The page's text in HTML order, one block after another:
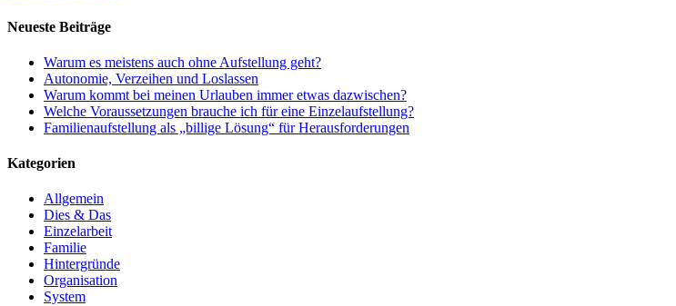
Neueste Beiträge
Warum es meistens auch ohne Aufstellung geht?
Autonomie, Verzeihen und Loslassen
Warum kommt bei meinen Urlauben immer etwas dazwischen?
Welche Voraussetzungen brauche ich für eine Einzelaufstellung?
Familienaufstellung als „billige Lösung“ für Herausforderungen
Kategorien
Allgemein
Dies & Das
Einzelarbeit
Familie
Hintergründe
Organisation
System